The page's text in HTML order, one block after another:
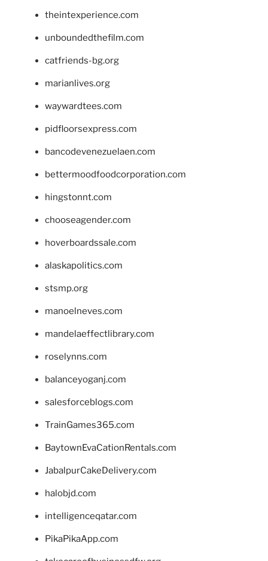
theintexperience.com
unboundedthefilm.com
catfriends-bg.org
marianlives.org
waywardtees.com
pidfloorsexpress.com
bancodevenezuelaen.com
bettermoodfoodcorporation.com
hingstonnt.com
chooseagender.com
hoverboardssale.com
alaskapolitics.com
stsmp.org
manoelneves.com
mandelaeffectlibrary.com
roselynns.com
balanceyoganj.com
salesforceblogs.com
TrainGames365.com
BaytownEvaCationRentals.com
JabalpurCakeDelivery.com
halobjd.com
intelligenceqatar.com
PikaPikaApp.com